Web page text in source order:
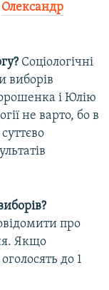
Олександр
Соціологічні
виборів
і Юлію
не варто, бо в
про
Якщо
до 1